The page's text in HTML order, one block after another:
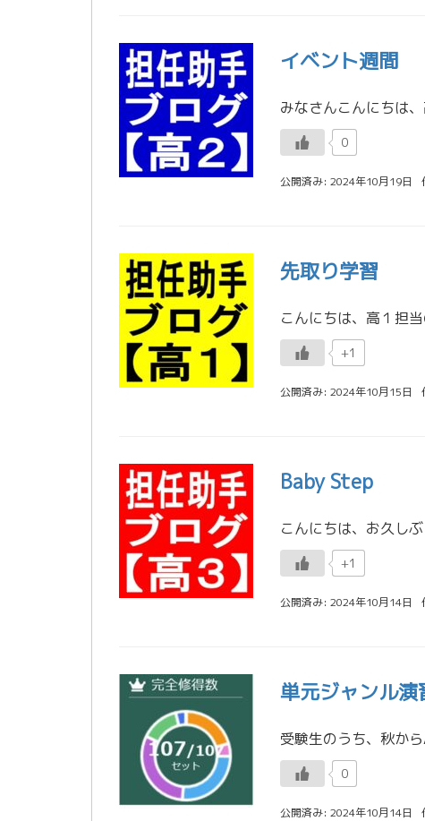
イベント週間
0
公開済み: 2024年10月19日
先取り学習
+1
公開済み: 2024年10月15日
Baby Step
+1
公開済み: 2024年10月14日
単元ジャンル
0
公開済み: 2024年10月14日